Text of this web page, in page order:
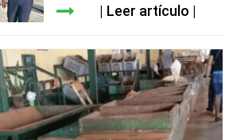
Leer artículo